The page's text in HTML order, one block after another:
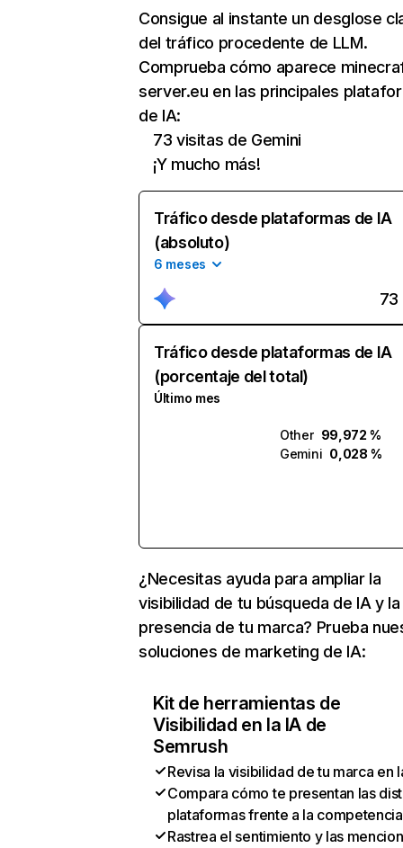
Consigue al instante un desglose
del tráfico procedente de LLM.
Comprueba cómo aparece
server.eu en las principales
de IA:
73 visitas de Gemini
¡Y mucho más!
Tráfico desde plataformas de IA
(absoluto)
6 meses
73
Tráfico desde plataformas de IA
(porcentaje del total)
Último mes
Other 99,972 %
Gemini 0,028 %
¿Necesitas ayuda para ampliar la
visibilidad de tu búsqueda de IA y la
presencia de tu marca? Prueba
soluciones de marketing de IA:
Kit de herramientas de
Visibilidad en la IA de
Semrush
Revisa la visibilidad de tu marca en
Compara cómo te presentan las
plataformas frente a la competencia
Rastrea el sentimiento y las